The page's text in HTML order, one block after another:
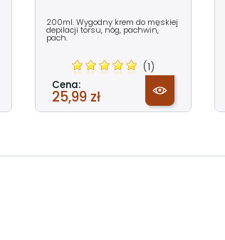
200ml. Wygodny krem do męskiej
depilacji torsu, nóg, pachwin,
pach.
(1)
Cena:
25,99 zł